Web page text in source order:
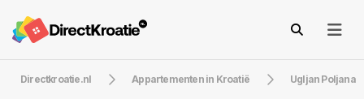
Directkroatie.nl Appartementen in Kroatië Ugljan Poljana